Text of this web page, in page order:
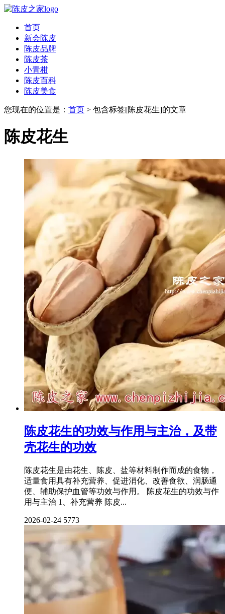
首页
新会陈皮
陈皮品牌
陈皮茶
小青柑
陈皮百科
陈皮美食
您现在的位置是： 首页 > 包含标签[陈皮花生]的文章
陈皮花生
陈皮花生的功效与作用与主治，及带
壳花生的功效
陈皮花生是由花生、陈皮、盐等材料制作而成的食物，
适量食用具有补充营养、促进消化、改善食欲、润肠通
便、辅助保护血管等功效与作用。 陈皮花生的功效与作
用与主治 1、补充营养 陈皮...
2026-02-24 5773